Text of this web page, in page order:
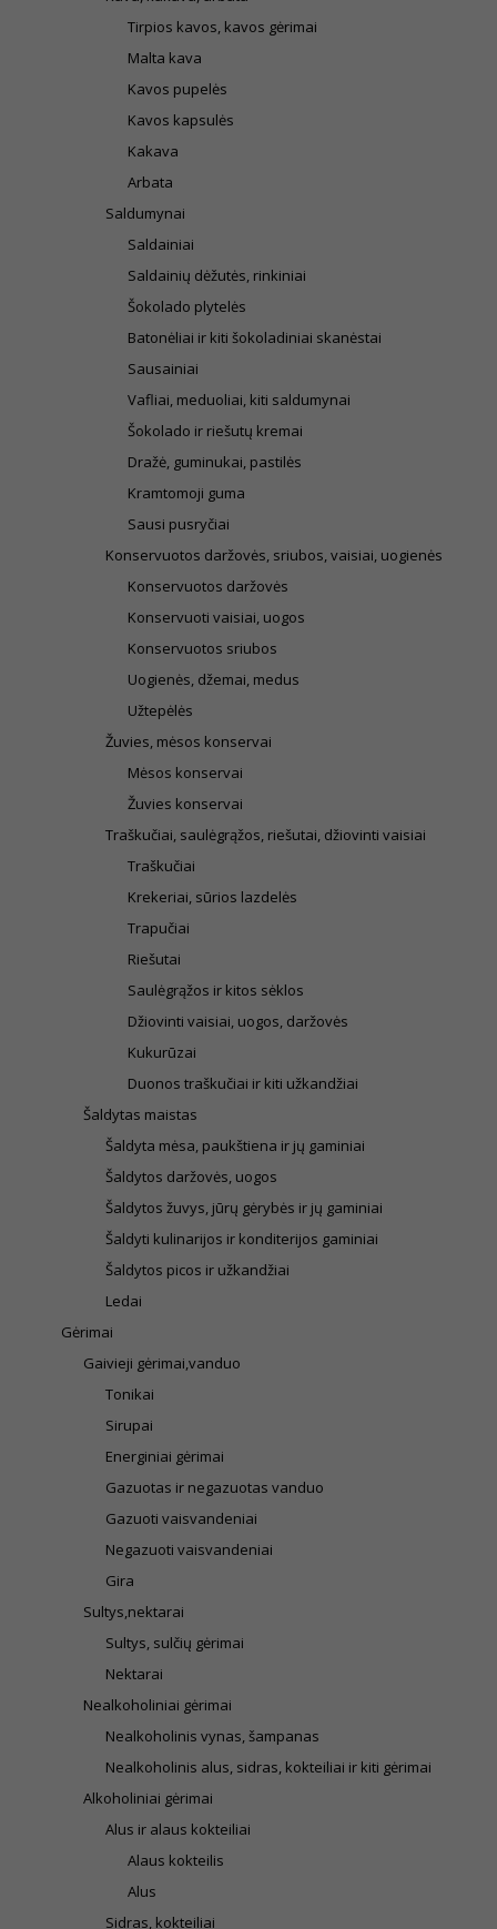
Tirpios kavos, kavos gėrimai
Malta kava
Kavos pupelės
Kavos kapsulės
Kakava
Arbata
Saldumynai
Saldainiai
Saldainių dėžutės, rinkiniai
Šokolado plytelės
Batonėliai ir kiti šokoladiniai skanėstai
Sausainiai
Vafliai, meduoliai, kiti saldumynai
Šokolado ir riešutų kremai
Dražė, guminukai, pastilės
Kramtomoji guma
Sausi pusryčiai
Konservuotos daržovės, sriubos, vaisiai, uogienės
Konservuotos daržovės
Konservuoti vaisiai, uogos
Konservuotos sriubos
Uogienės, džemai, medus
Užtepėlės
Žuvies, mėsos konservai
Mėsos konservai
Žuvies konservai
Traškučiai, saulėgrąžos, riešutai, džiovinti vaisiai
Traškučiai
Krekeriai, sūrios lazdelės
Trapučiai
Riešutai
Saulėgrąžos ir kitos sėklos
Džiovinti vaisiai, uogos, daržovės
Kukurūzai
Duonos traškučiai ir kiti užkandžiai
Šaldytas maistas
Šaldyta mėsa, paukštiena ir jų gaminiai
Šaldytos daržovės, uogos
Šaldytos žuvys, jūrų gėrybės ir jų gaminiai
Šaldyti kulinarijos ir konditerijos gaminiai
Šaldytos picos ir užkandžiai
Ledai
Gėrimai
Gaivieji gėrimai,vanduo
Tonikai
Sirupai
Energiniai gėrimai
Gazuotas ir negazuotas vanduo
Gazuoti vaisvandeniai
Negazuoti vaisvandeniai
Gira
Sultys,nektarai
Sultys, sulčių gėrimai
Nektarai
Nealkoholiniai gėrimai
Nealkoholinis vynas, šampanas
Nealkoholinis alus, sidras, kokteiliai ir kiti gėrimai
Alkoholiniai gėrimai
Alus ir alaus kokteiliai
Alaus kokteilis
Alus
Sidras, kokteiliai